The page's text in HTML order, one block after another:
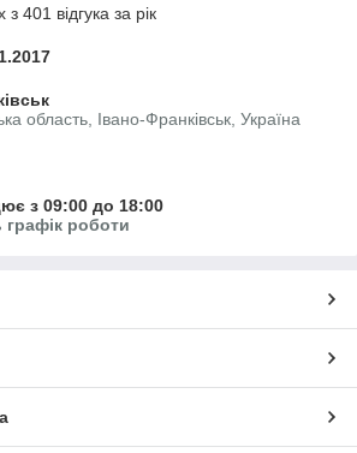
401 відгука за рік
область, Івано-Франківськ, Україна
з 09:00 до 18:00
графік роботи